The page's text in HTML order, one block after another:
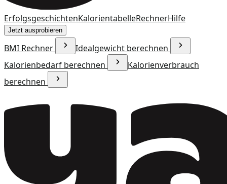
ErfolgsgeschichtenKalorientabelleRechnerHilfe
Jetzt ausprobieren
BMI Rechner
Idealgewicht berechnen
Kalorienbedarf berechnen
Kalorienverbrauch
berechnen